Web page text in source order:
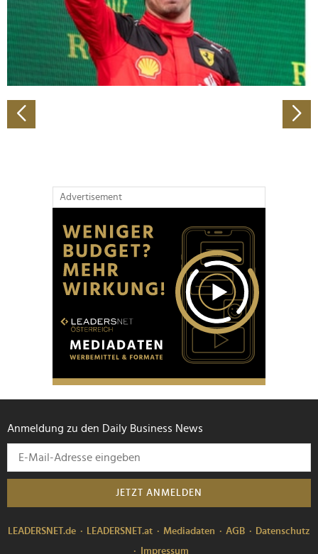
analysieren. Außerdem geben wir Informationen zu Ihrer
Verwendung unserer Website an unsere Partner für
soziale Medien, Werbung und Analysen weiter. Unsere
Partner führen diese Informationen möglicherweise mit
weiteren Daten zusammen, die Sie ihnen bereitgestellt
gesammelt haben.
Advertisement
Anmeldung zu den Daily Business News
JETZT ANMELDEN
LEADERSNET.de LEADERSNET.at Mediadaten AGB
Datenschutz
Impressum